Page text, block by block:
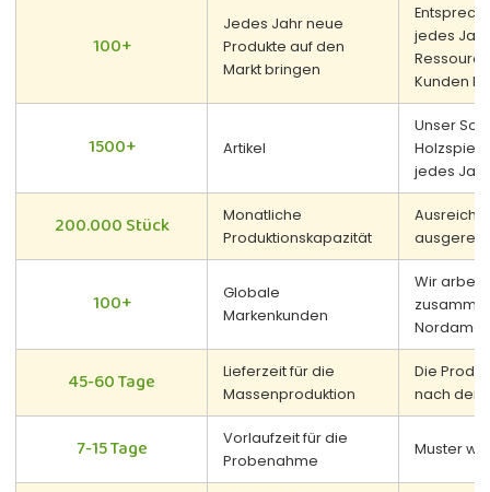
100+
Jedes Jahr neue
Produkte auf den
Markt bringen
jedes
Kunden
1500+ Artikel
Unser
jedes
200.000 Stück
Monatliche
Produktionskapazität
100+
Globale
Markenkunden
Wir
45-60 Tage
Lieferzeit für die
Massenproduktion
Die
nach der
7-15 Tage
Vorlaufzeit für die
Probenahme
Muster